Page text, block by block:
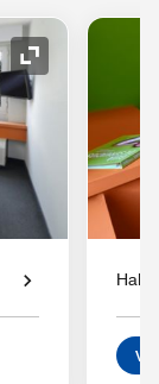
Icono de